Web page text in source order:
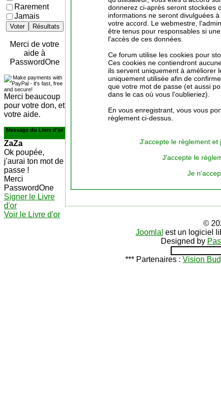
Rarement
Jamais
Voter Résultats
Merci de votre
aide à
PasswordOne
Merci beaucoup
pour votre don, et
votre aide.
Message du Livre d'or
ZaZa
Ok poupée,
j'aurai ton mot de
passe !
Merci
PasswordOne
Signer le Livre
d'or
Voir le Livre d'or
donnerez ci-après seront stockées
informations ne seront divulguées
votre accord. Le webmestre,
être tenus pour responsables si
l'accès de ces données.
Ce forum utilise les cookies pour
Ces cookies ne contiendront
ils servent uniquement à améliorer
uniquement utilisée afin de
que votre mot de passe (et aussi
dans le cas où vous l'oublieriez).
En vous enregistrant, vous vous
règlement ci-dessus.
J'accepte le règlement
J'accepte le
Je
©
Joomla! est un logiciel
Designed by
*** Partenaires : Vision